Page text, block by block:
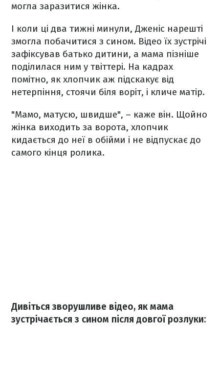
могла заразитися жінка.
І коли ці два тижні минули, Дженіс нарешті
змогла побачитися з сином. Відео їх зустрічі
зафіксував батько дитини, а мама пізніше
поділилася ним у твіттері. На кадрах
помітно, як хлопчик аж підскакує від
нетерпіння, стоячи біля воріт, і кличе матір.
"Мамо, матусю, швидше", – каже він. Щойно
жінка виходить за ворота, хлопчик
кидається до неї в обійми і не відпускає до
самого кінця ролика.
Дивіться зворушливе відео, як мама
зустрічається з сином після довгої розлуки: